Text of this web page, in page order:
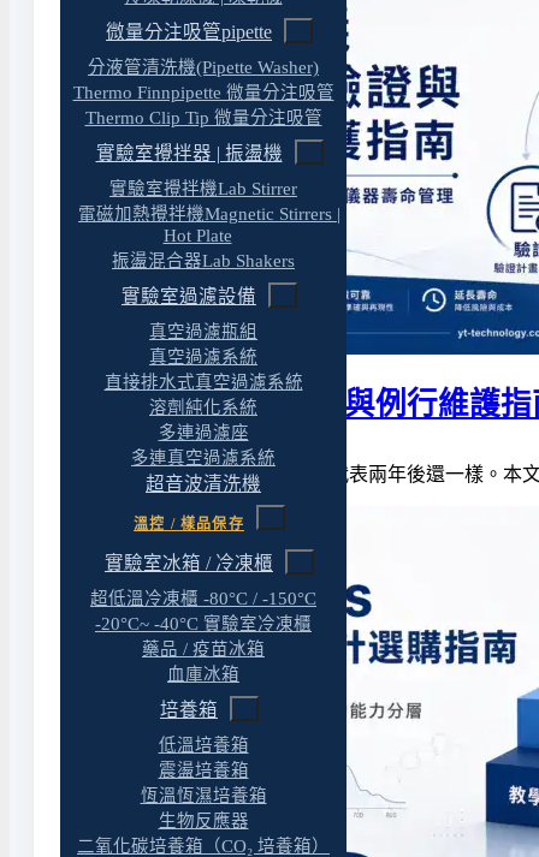
微量分注吸管pipette
分液管清洗機(Pipette Washer)
Thermo Finnpipette 微量分注吸管
Thermo Clip Tip 微量分注吸管
實驗室攪拌器 | 振盪機
實驗室攪拌機Lab Stirrer
電磁加熱攪拌機Magnetic Stirrers |
Hot Plate
振盪混合器Lab Shakers
實驗室過濾設備
真空過濾瓶組
真空過濾系統
直接排水式真空過濾系統
溶劑純化系統
多連過濾座
多連真空過濾系統
超音波清洗機
溫控 / 樣品保存
實驗室冰箱 / 冷凍櫃
超低溫冷凍櫃 -80°C / -150°C
-20°C~ -40°C 實驗室冷凍櫃
藥品 / 疫苗冰箱
血庫冰箱
培養箱
低溫培養箱
震盪培養箱
恆溫恆濕培養箱
生物反應器
二氧化碳培養箱（CO₂ 培養箱）
光譜儀校正、驗證與例行維護
光譜儀裝機那天數據漂亮,不代表兩年後還一樣。本